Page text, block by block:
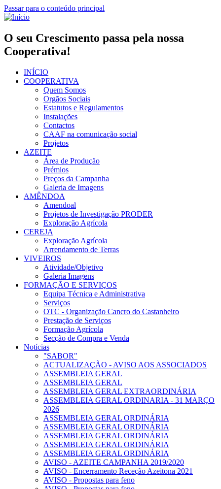
Passar para o conteúdo principal
O seu Crescimento passa pela nossa
Cooperativa!
INÍCIO
COOPERATIVA
Quem Somos
Orgãos Sociais
Estatutos e Regulamentos
Instalações
Contactos
CAAF na comunicação social
Projetos
AZEITE
Área de Produção
Prémios
Preços da Campanha
Galeria de Imagens
AMÊNDOA
Amendoal
Projetos de Investigação PRODER
Exploração Agrícola
CEREJA
Exploração Agrícola
Arrendamento de Terras
VIVEIROS
Atividade/Objetivo
Galeria Imagens
FORMAÇÃO E SERVIÇOS
Equipa Técnica e Administrativa
Serviços
OTC - Organização Cancro do Castanheiro
Prestação de Serviços
Formação Agrícola
Secção de Compra e Venda
Notícias
"SABOR"
ACTUALIZAÇÃO - AVISO AOS ASSOCIADOS
ASSEMBLEIA GERAL
ASSEMBLEIA GERAL
ASSEMBLEIA GERAL EXTRAORDINÁRIA
ASSEMBLEIA GERAL ORDINARIA - 31 MARÇO
2026
ASSEMBLEIA GERAL ORDINÁRIA
ASSEMBLEIA GERAL ORDINÁRIA
ASSEMBLEIA GERAL ORDINÁRIA
ASSEMBLEIA GERAL ORDINÁRIA
ASSEMBLEIA GERAL ORDINÁRIA
AVISO - AZEITE CAMPANHA 2019/2020
AVISO - Encerramento Receção Azeitona 2021
AVISO - Propostas para feno